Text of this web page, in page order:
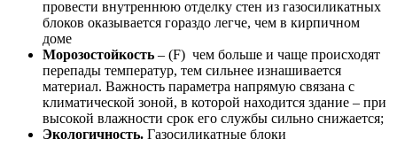
провести внутреннюю отделку стен из газосиликатных
блоков оказывается гораздо легче, чем в кирпичном
доме
Морозостойкость – (F) чем больше и чаще происходят
перепады температур, тем сильнее изнашивается
материал. Важность параметра напрямую связана с
климатической зоной, в которой находится здание – при
высокой влажности срок его службы сильно снижается;
Экологичность. Газосиликатные блоки